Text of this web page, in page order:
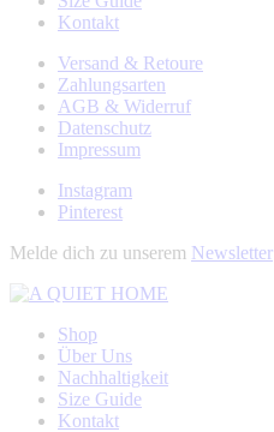
Kontakt
Versand & Retoure
Zahlungsarten
AGB & Widerruf
Datenschutz
Impressum
Instagram
Pinterest
Melde dich zu unserem Newsletter
Shop
Über Uns
Nachhaltigkeit
Size Guide
Kontakt